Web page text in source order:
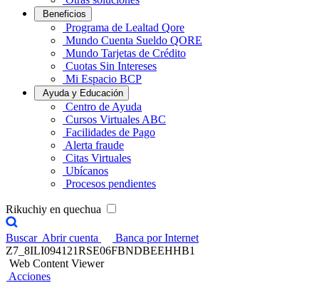
Beneficios
Programa de Lealtad Qore
Mundo Cuenta Sueldo QORE
Mundo Tarjetas de Crédito
Cuotas Sin Intereses
Mi Espacio BCP
Ayuda y Educación
Centro de Ayuda
Cursos Virtuales ABC
Facilidades de Pago
Alerta fraude
Citas Virtuales
Ubícanos
Procesos pendientes
Rikuchiy en quechua
Buscar Abrir cuenta
Banca por Internet
Z7_8ILI094121RSE06FBNDBEEHHB1
Web Content Viewer
Acciones